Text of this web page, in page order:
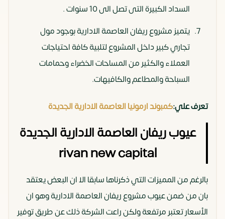
السداد الكبيرة التى تصل الى 10 سنوات .
يتميز مشروع ريفان العاصمة الادارية بوجود مول
تجاري كبير داخل المشروع لتلبية كافة احتياجات
العملاء والكثير من المساحات الخضراء وحمامات
السباحة والمطاعم والكافيهات.
تعرف علي:كمبوند ارمونيا العاصمة الادارية الجديدة
عيوب ريفان العاصمة الادارية الجديدة
rivan new capital
بالرغم من المميزات التي ذكرناها سابقا الا ان البعض يعتقد
بان من ضمن عيوب مشروع ريفان العاصمة الادارية وهو ان
الأسعار تعتبر مرتفعة ولكن راعت الشركة ذلك عن طريق توفير